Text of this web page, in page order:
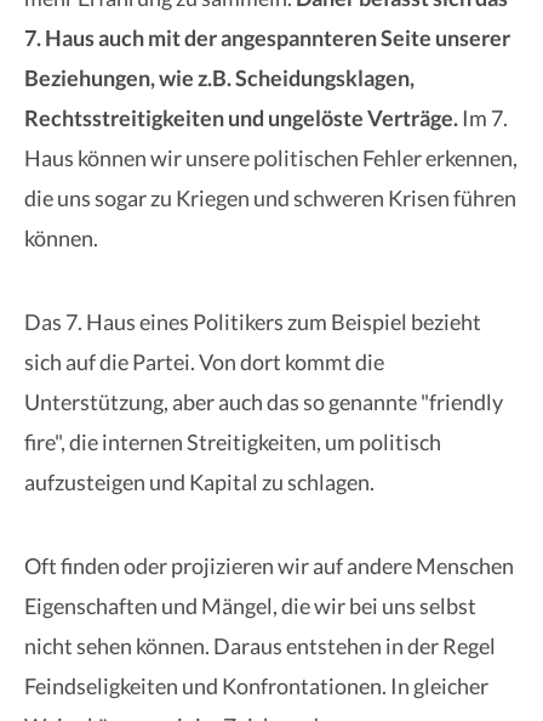
7. Haus auch mit der angespannteren Seite unserer
Beziehungen, wie z.B. Scheidungsklagen,
Rechtsstreitigkeiten und ungelöste Verträge. Im 7.
Haus können wir unsere politischen Fehler erkennen,
die uns sogar zu Kriegen und schweren Krisen führen
können.
Das 7. Haus eines Politikers zum Beispiel bezieht
sich auf die Partei. Von dort kommt die
Unterstützung, aber auch das so genannte "friendly
fire", die internen Streitigkeiten, um politisch
aufzusteigen und Kapital zu schlagen.
Oft finden oder projizieren wir auf andere Menschen
Eigenschaften und Mängel, die wir bei uns selbst
nicht sehen können. Daraus entstehen in der Regel
Feindseligkeiten und Konfrontationen. In gleicher